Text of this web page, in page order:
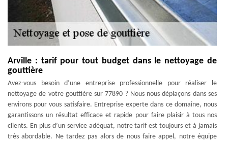
Arville : tarif pour tout budget dans le nettoyage de
gouttière
Avez-vous besoin d’une entreprise professionnelle pour réaliser le
nettoyage de votre gouttière sur 77890 ? Nous nous déplaçons dans ses
environs pour vous satisfaire. Entreprise experte dans ce domaine, nous
garantissons un résultat efficace et rapide pour faire plaisir à tous nos
clients. En plus d’un service adéquat, notre tarif est toujours et à jamais
très abordable. Ne tardez pas alors de nous faire appel, notre équipe